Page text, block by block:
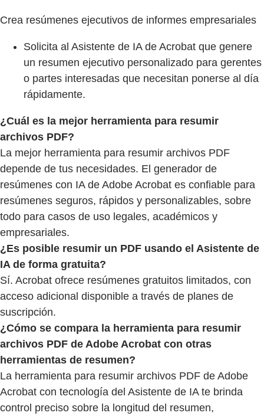
Crea resúmenes ejecutivos de informes empresariales
Solicita al Asistente de IA de Acrobat que genere
un resumen ejecutivo personalizado para gerentes
o partes interesadas que necesitan ponerse al día
rápidamente.
¿Cuál es la mejor herramienta para resumir
archivos PDF?
La mejor herramienta para resumir archivos PDF
depende de tus necesidades. El generador de
resúmenes con IA de Adobe Acrobat es confiable para
resúmenes seguros, rápidos y personalizables, sobre
todo para casos de uso legales, académicos y
empresariales.
¿Es posible resumir un PDF usando el Asistente de
IA de forma gratuita?
Sí. Acrobat ofrece resúmenes gratuitos limitados, con
acceso adicional disponible a través de planes de
suscripción.
¿Cómo se compara la herramienta para resumir
archivos PDF de Adobe Acrobat con otras
herramientas de resumen?
La herramienta para resumir archivos PDF de Adobe
Acrobat con tecnología del Asistente de IA te brinda
control preciso sobre la longitud del resumen,